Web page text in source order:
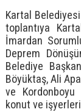
Kartal
toplantıya
İmardan
Deprem
Belediye
Böyüktaş, Ali
ve
konut ve